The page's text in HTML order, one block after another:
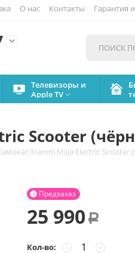
О нас Контакты Гарантия

Телевизоры и
Apple TV 
Scooter
Xiaomi Mijia Electric Scooter
Предзаказ

25 990 Р
Кол-во: +
−